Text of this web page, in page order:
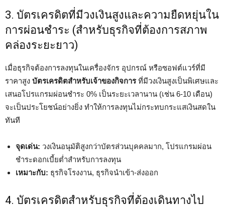
3. บัตรเครดิตที่มีวงเงินสูงและความยืดหยุ่นใน
การผ่อนชำระ (สำหรับธุรกิจที่ต้องการสภาพ
คล่องระยะยาว)
เมื่อธุรกิจต้องการลงทุนในเครื่องจักร อุปกรณ์ หรือซอฟต์แวร์ที่มี
ราคาสูง บัตรเครดิตสำหรับเจ้าของกิจการที่มีวงเงินสูงเป็นพิเศษและ
เสนอโปรแกรมผ่อนชำระ 0% เป็นระยะเวลานาน (เช่น 6-10 เดือน)
จะเป็นประโยชน์อย่างยิ่ง ทำให้การลงทุนไม่กระทบกระแสเงินสดใน
ทันที
จุดเด่น: วงเงินอนุมัติสูงกว่าบัตรส่วนบุคคลมาก, โปรแกรมผ่อน
ชำระดอกเบี้ยต่ำสำหรับการลงทุน
เหมาะกับ: ธุรกิจโรงงาน, ธุรกิจนำเข้า-ส่งออก
4. บัตรเครดิตสำหรับธุรกิจที่ต้องเดินทางไป